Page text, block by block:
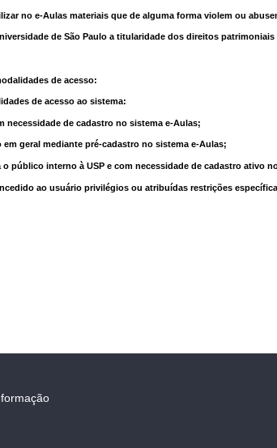
no e-Aulas materiais que de alguma forma violem ou
de São Paulo a titularidade dos direitos
de acesso:
de acesso ao sistema:
necessidade de cadastro no sistema e-Aulas;
geral mediante pré-cadastro no sistema e-Aulas;
público interno à USP e com necessidade de cadastro ativo
ao usuário privilégios ou atribuídas restrições